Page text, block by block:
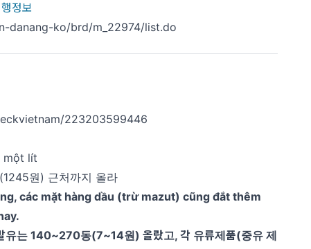
정보
danang-ko/brd/m_22974/list.do
223203599446
một lít
원) 근처까지 올라
các mặt hàng dầu (trừ mazut) cũng đắt thêm
유는 140~270동(7~14원) 올랐고, 각 유류제품(중유 제